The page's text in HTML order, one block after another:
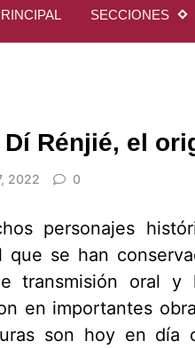
SECCIONES
Dí Rénjié, el
2022 0
personajes
que se han
transmisión oral y
en importantes
son hoy en día